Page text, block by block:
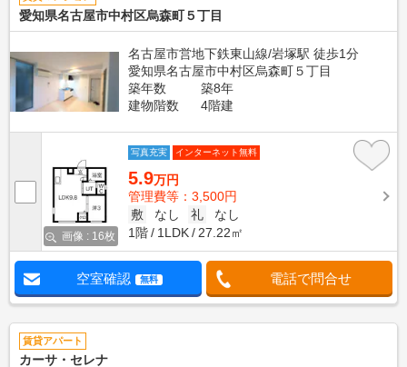
愛知県名古屋市中村区烏森町５丁目
名古屋市営地下鉄東山線/岩塚駅 徒歩1分
愛知県名古屋市中村区烏森町５丁目
築年数
築8年
建物階数
4階建
画像 : 16枚
写真充実 インターネット無料
5.9万円
管理費等：3,500円
敷
なし 礼
なし
1階
1LDK 27.22㎡
空室確認 無料 電話で問合せ
賃貸アパート
カーサ・セレナ